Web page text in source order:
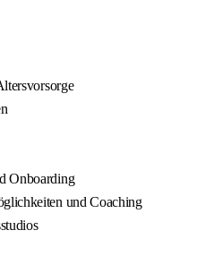
Onboarding
und Coaching